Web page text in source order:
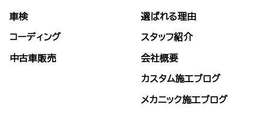
車検
コーディング
中古車販売
選ばれる理由
スタッフ紹介
会社概要
カスタム施工ブログ
メカニック施工ブログ